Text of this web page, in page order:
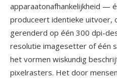
apparaatonafhankelijkheid —
produceert identieke uitvoer,
gerenderd op één 300 dpi-
resolutie imagesetter of één
het vormen wiskundig
pixelrasters. Het door